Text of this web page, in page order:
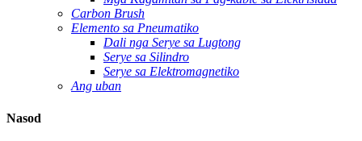
Carbon Brush
Elemento sa Pneumatiko
Dali nga Serye sa Lugtong
Serye sa Silindro
Serye sa Elektromagnetiko
Ang uban
Nasod